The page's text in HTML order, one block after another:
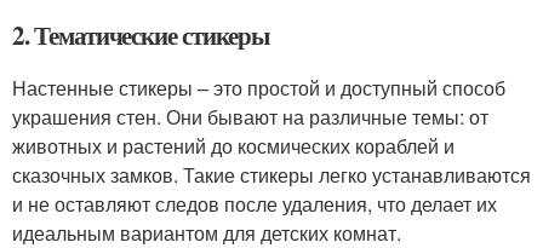
2. Тематические стикеры
Настенные стикеры – это простой и доступный способ
украшения стен. Они бывают на различные темы: от
животных и растений до космических кораблей и
сказочных замков. Такие стикеры легко устанавливаются
и не оставляют следов после удаления, что делает их
идеальным вариантом для детских комнат.